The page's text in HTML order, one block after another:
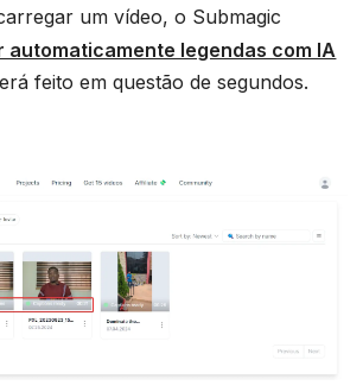
um vídeo, o Submagic
automaticamente legendas com IA
feito em questão de segundos.